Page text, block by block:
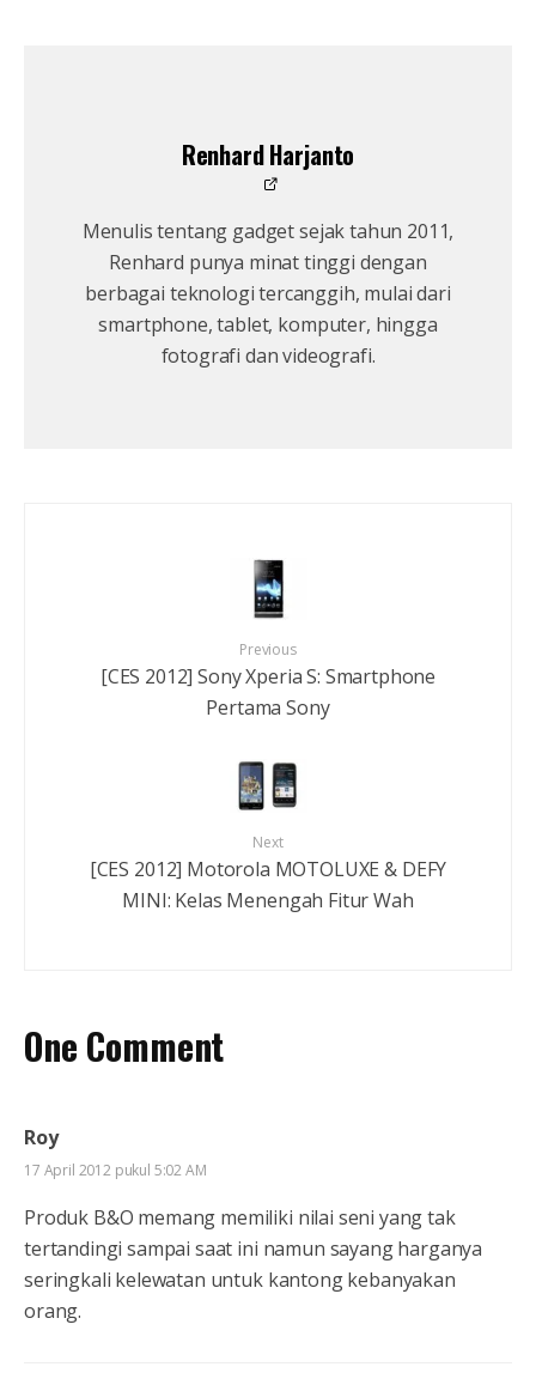
Renhard Harjanto
Menulis tentang gadget sejak tahun 2011,
Renhard punya minat tinggi dengan
berbagai teknologi tercanggih, mulai dari
smartphone, tablet, komputer, hingga
fotografi dan videografi.
Previous
[CES 2012] Sony Xperia S: Smartphone
Pertama Sony
Next
[CES 2012] Motorola MOTOLUXE & DEFY
MINI: Kelas Menengah Fitur Wah
One Comment
Roy
17 April 2012 pukul 5:02 AM
Produk B&O memang memiliki nilai seni yang tak
tertandingi sampai saat ini namun sayang harganya
seringkali kelewatan untuk kantong kebanyakan
orang.